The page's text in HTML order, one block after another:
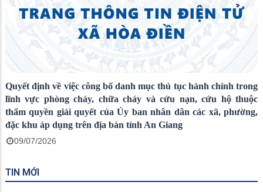
Quyết định về việc công bố danh mục thủ tục hành chính trong
lĩnh vực phòng cháy, chữa cháy và cứu nạn, cứu hộ thuộc
thẩm quyền giải quyết của Ủy ban nhân dân các xã, phường,
đặc khu áp dụng trên địa bàn tỉnh An Giang
09/07/2026
TIN MỚI